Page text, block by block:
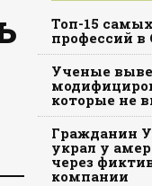
Топ-15
профессий
Ученые
которые не
Гражданин
украл у
через
компании